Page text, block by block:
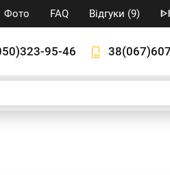
Фото FAQ Відгуки (9)
95-46